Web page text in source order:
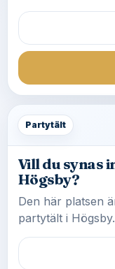
Partytält
Vill du synas
Högsby?
Den här platsen
partytält i Högsby.